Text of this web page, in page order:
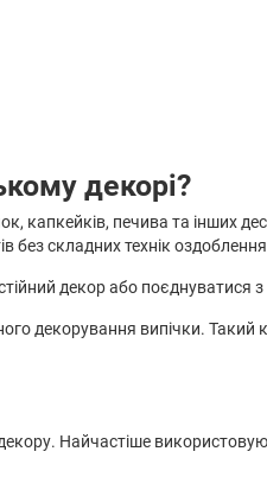
декорі?
печива та інших
без складних технік
декор або
декорування випічки.
Найчастіше